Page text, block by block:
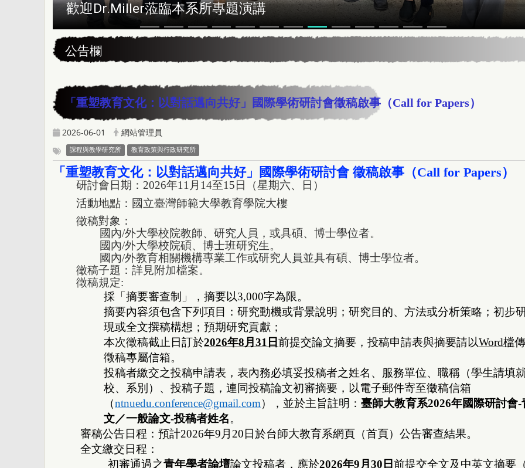
歡迎Dr.Miller蒞臨本系所專題演講
公告欄
「重塑教育文化：以對話邁向共好」國際學術研討會徵稿啟事（Call for Papers）
2026-06-01 網站管理員
課程與教學研究所 教育政策與行政研究所
「重塑教育文化：以對話邁向共好」國際學術研討會 徵稿啟事（Call for Papers）
研討會日期：2026年11月14至15日（星期六、日）
活動地點：國立臺灣師範大學教育學院大樓
徵稿對象：
國內/外大學校院教師、研究人員，或具碩、博士學位者。
國內/外大學校院碩、博士班研究生。
國內/外教育相關機構專業工作或研究人員並具有碩、博士學位者。
徵稿子題：詳見附加檔案。
徵稿規定:
採「摘要審查制」，摘要以3,000字為限。
摘要內容須包含下列項目：研究動機或背景說明；研究目的、方法或分析策略；初步
現或全文撰稿構想；預期研究貢獻；
本次徵稿截止日訂於2026年8月31日前提交論文摘要，投稿申請表與摘要請以Word檔
徵稿專屬信箱。
投稿者繳交之投稿申請表，表內務必填妥投稿者之姓名、服務單位、職稱（學生請填
校、系別）、投稿子題，連同投稿論文初審摘要，以電子郵件寄至徵稿信箱
（ntnuedu.conference@gmail.com），並於主旨註明：臺師大教育系2026年國際研討會-
文／一般論文-投稿者姓名。
審稿公告日程：預計2026年9月20日於台師大教育系網頁（首頁）公告審查結果。
全文繳交日程：
初審通過之青年學者論壇論文投稿者，應於2026年9月30日前提交全文及中英文摘要